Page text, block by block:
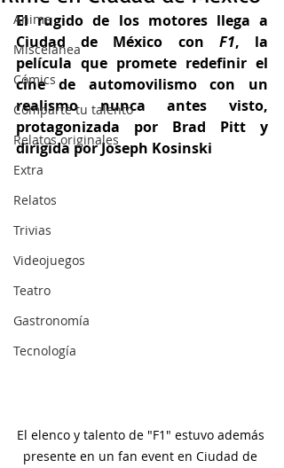
Anime
Miscelánea
Cómics
Comparte tu talento
Relatos originales
Extra
Relatos
Trivias
Videojuegos
Teatro
Gastronomía
Tecnología
El rugido de los motores llega a
Ciudad de México con F1, la
película que promete redefinir el
cine de automovilismo con un
realismo nunca antes visto,
protagonizada por Brad Pitt y
dirigida por Joseph Kosinski
El elenco y talento de "F1" estuvo además
presente en un fan event en Ciudad de